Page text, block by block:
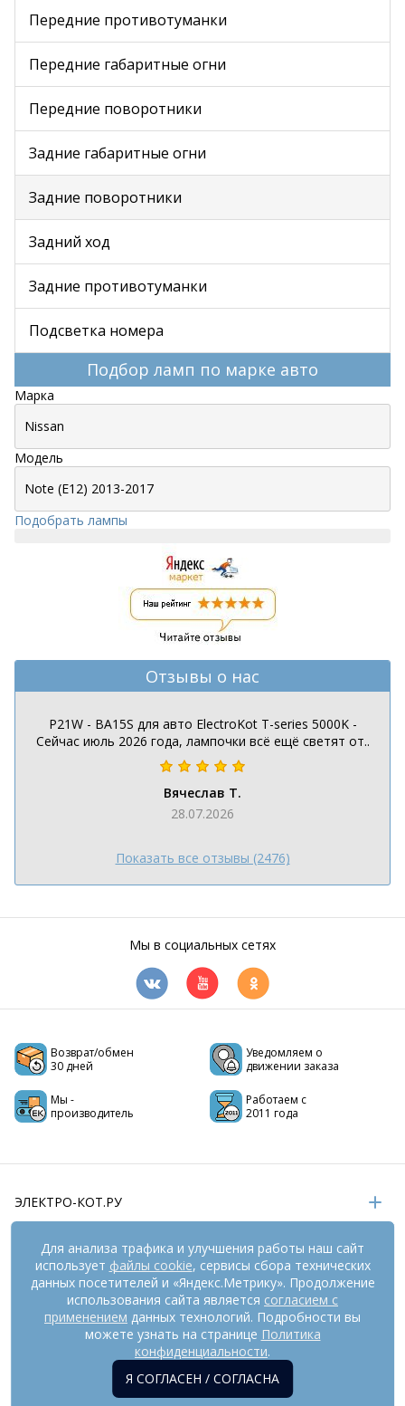
Передние противотуманки
Передние габаритные огни
Передние поворотники
Задние габаритные огни
Задние поворотники
Задний ход
Задние противотуманки
Подсветка номера
Подбор ламп по марке авто
Марка
Модель
Подобрать лампы
Отзывы о нас
P21W - BA15S для авто ElectroKot T-series 5000K -
Сейчас июль 2026 года, лампочки всё ещё светят от..
Вячеслав Т.
28.07.2026
Показать все отзывы (2476)
Мы в социальных сетях
Возврат/обмен
30 дней
Уведомляем о
движении заказа
Мы -
производитель
Работаем с
2011 года
ЭЛЕКТРО-КОТ.РУ
ИНФОРМАЦИЯ
РЕКВИЗИТЫ
На информационном ресурсе применяются
рекомендательные технологии (информационные технологии
предоставления информации на основе сбора,
систематизации и анализа сведений, относящихся к
предпочтениям пользователей сети «Интернет», находящихся
Для анализа трафика и улучшения работы наш сайт
использует файлы cookie, сервисы сбора технических
данных посетителей и «Яндекс.Метрику». Продолжение
использования сайта является согласием с
применением данных технологий. Подробности вы
можете узнать на странице Политика
конфиденциальности.
Я СОГЛАСЕН / СОГЛАСНА